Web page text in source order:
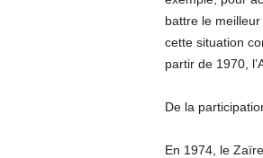
battre le
cette situation
partir de 1970,
De la
En 1974, le